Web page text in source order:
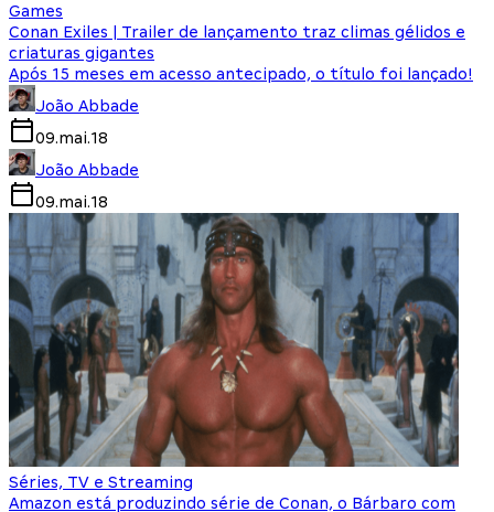
Games
Conan Exiles | Trailer de lançamento traz climas gélidos e
criaturas gigantes
Após 15 meses em acesso antecipado, o título foi lançado!
João Abbade
09.mai.18
João Abbade
09.mai.18
Séries, TV e Streaming
Amazon está produzindo série de Conan, o Bárbaro com